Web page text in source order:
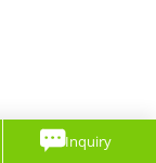
Inquiry